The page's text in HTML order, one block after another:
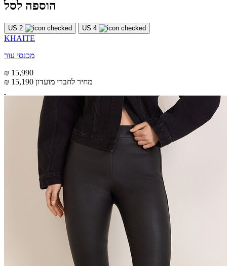
הוספה לסל
US 2 US 4
KHAITE
מכנסי עור
₪ 15,990
₪ 15,190 מחיר לחברי מועדון